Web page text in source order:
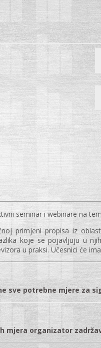
seminar i webinare na
primjeni propisa iz
koje se pojavljuju u
u praksi. Učesnici će
sve potrebne mjere za
mjera organizator